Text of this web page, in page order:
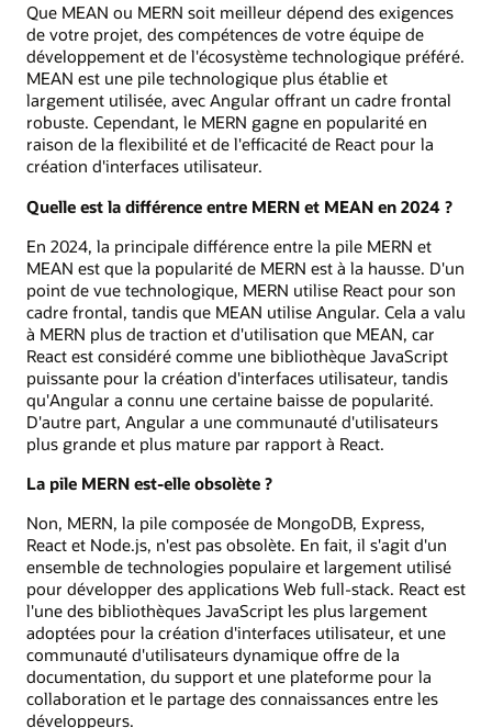
Que MEAN ou MERN soit meilleur dépend des exigences
de votre projet, des compétences de votre équipe de
développement et de l'écosystème technologique préféré.
MEAN est une pile technologique plus établie et
largement utilisée, avec Angular offrant un cadre frontal
robuste. Cependant, le MERN gagne en popularité en
raison de la flexibilité et de l'efficacité de React pour la
création d'interfaces utilisateur.
Quelle est la différence entre MERN et MEAN en 2024 ?
En 2024, la principale différence entre la pile MERN et
MEAN est que la popularité de MERN est à la hausse. D'un
point de vue technologique, MERN utilise React pour son
cadre frontal, tandis que MEAN utilise Angular. Cela a valu
à MERN plus de traction et d'utilisation que MEAN, car
React est considéré comme une bibliothèque JavaScript
puissante pour la création d'interfaces utilisateur, tandis
qu'Angular a connu une certaine baisse de popularité.
D'autre part, Angular a une communauté d'utilisateurs
plus grande et plus mature par rapport à React.
La pile MERN est-elle obsolète ?
Non, MERN, la pile composée de MongoDB, Express,
React et Node.js, n'est pas obsolète. En fait, il s'agit d'un
ensemble de technologies populaire et largement utilisé
pour développer des applications Web full-stack. React est
l'une des bibliothèques JavaScript les plus largement
adoptées pour la création d'interfaces utilisateur, et une
communauté d'utilisateurs dynamique offre de la
documentation, du support et une plateforme pour la
collaboration et le partage des connaissances entre les
développeurs.